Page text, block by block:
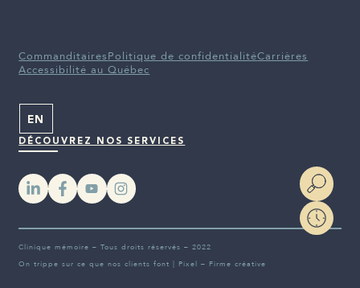
CommanditairesPolitique de confidentialitéCarrières
Accessibilité au Québec
EN
DÉCOUVREZ NOS SERVICES
YouTube
Instagram
Clinique mémoire – Tous droits réservés – 2022
On trippe sur ce que nos clients font | Pixel – Firme créative